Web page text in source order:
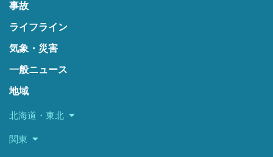
事故
ライフライン
気象・災害
一般ニュース
地域
北海道・東北
関東